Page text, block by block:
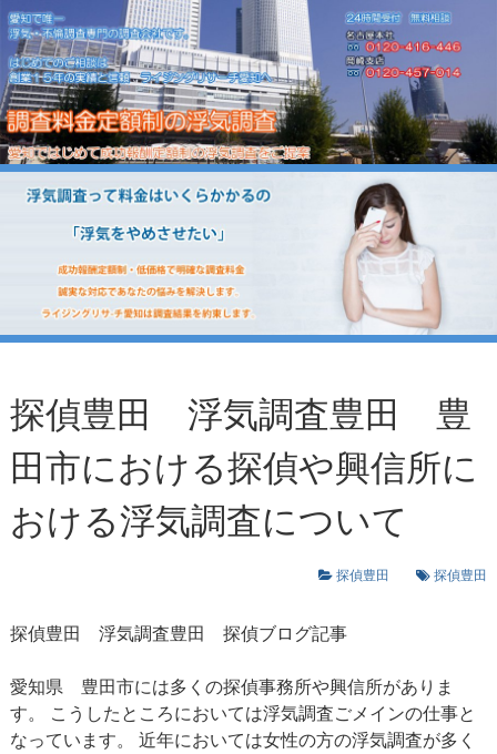
探偵豊田 浮気調査豊田 豊
田市における探偵や興信所に
おける浮気調査について
探偵豊田 探偵豊田
探偵豊田 浮気調査豊田 探偵ブログ記事
愛知県 豊田市には多くの探偵事務所や興信所がありま
す。 こうしたところにおいては浮気調査ごメインの仕事と
なっています。 近年においては女性の方の浮気調査が多く